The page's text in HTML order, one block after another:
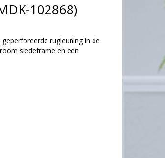
102868)
rugleuning in de
sledeframe en een